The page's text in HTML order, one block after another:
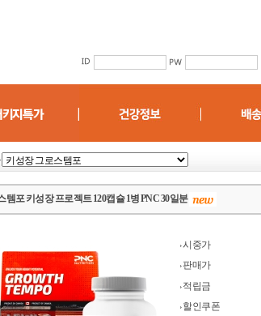
템포 키성장 프로젝트 120캡슐 1병 PNC 30일분
시중가
판매가
적립금
할인쿠폰